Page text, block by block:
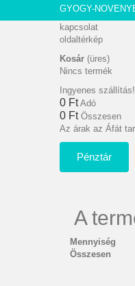
GYOGY-
kapcsolat
oldaltérkép
Kosár (üres)
Nincs termék
Ingyenes szállítás!
0 Ft‎ Adó
0 Ft‎ Összesen
Az árak az Áfát
Pénztár
A
Mennyiség
Összesen